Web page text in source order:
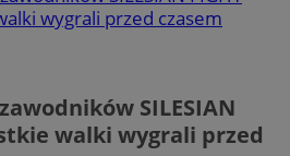
wygrali przed czasem
SILESIAN
walki wygrali przed